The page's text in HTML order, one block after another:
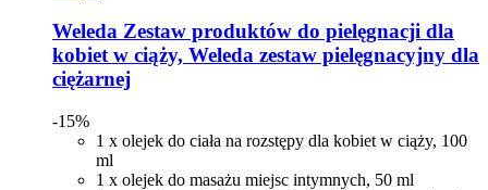
Weleda Zestaw produktów do pielęgnacji dla
kobiet w ciąży, Weleda zestaw pielęgnacyjny dla
ciężarnej
-15%
1 x olejek do ciała na rozstępy dla kobiet w ciąży, 100
ml
1 x olejek do masażu miejsc intymnych, 50 ml